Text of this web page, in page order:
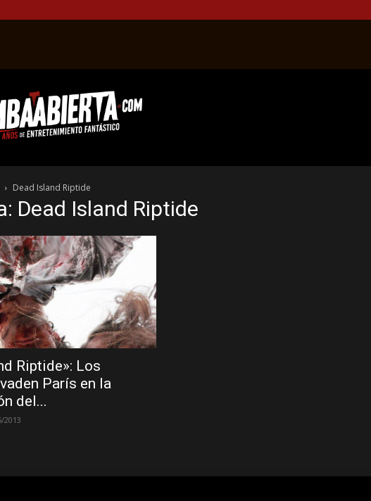
Dead Island Riptide
Dead Island Riptide
Riptide»: Los
París en la
del...
2013